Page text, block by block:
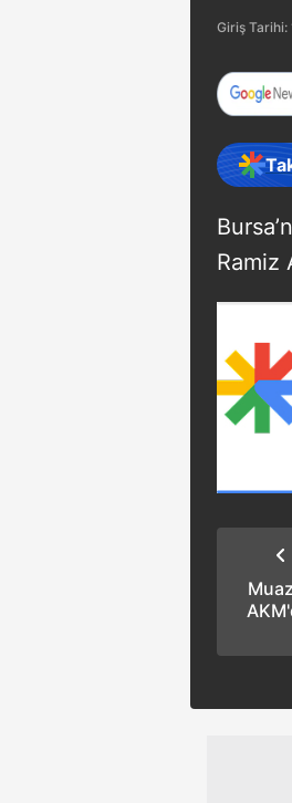
Giriş Tarihi:
Ramiz